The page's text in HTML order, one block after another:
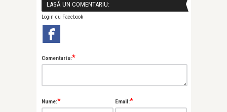
LASĂ UN COMENTARIU:
Login cu Facebook
Comentariu:*
Nume:* Email:*